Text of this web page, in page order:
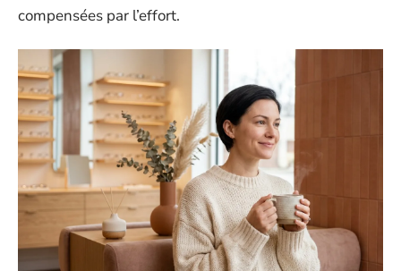
compensées par l’effort.